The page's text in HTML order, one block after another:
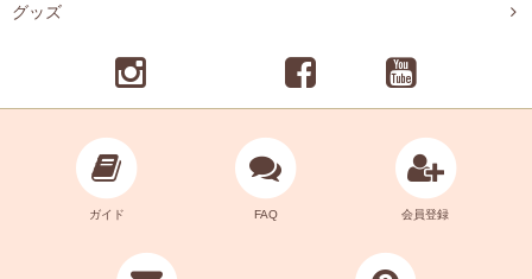
グッズ
ガイド FAQ 会員登録